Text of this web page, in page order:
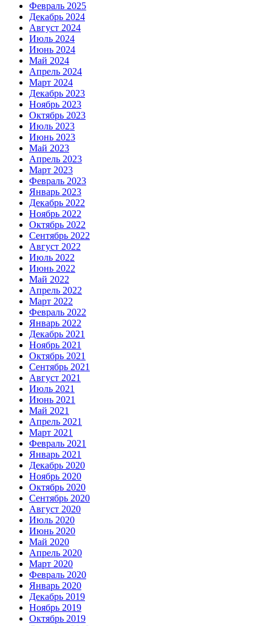
Февраль 2025
Декабрь 2024
Август 2024
Июль 2024
Июнь 2024
Май 2024
Апрель 2024
Март 2024
Декабрь 2023
Ноябрь 2023
Октябрь 2023
Июль 2023
Июнь 2023
Май 2023
Апрель 2023
Март 2023
Февраль 2023
Январь 2023
Декабрь 2022
Ноябрь 2022
Октябрь 2022
Сентябрь 2022
Август 2022
Июль 2022
Июнь 2022
Май 2022
Апрель 2022
Март 2022
Февраль 2022
Январь 2022
Декабрь 2021
Ноябрь 2021
Октябрь 2021
Сентябрь 2021
Август 2021
Июль 2021
Июнь 2021
Май 2021
Апрель 2021
Март 2021
Февраль 2021
Январь 2021
Декабрь 2020
Ноябрь 2020
Октябрь 2020
Сентябрь 2020
Август 2020
Июль 2020
Июнь 2020
Май 2020
Апрель 2020
Март 2020
Февраль 2020
Январь 2020
Декабрь 2019
Ноябрь 2019
Октябрь 2019